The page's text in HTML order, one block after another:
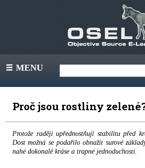
III MENU
Proč jsou rostliny
Protože raději upřednostňují stabilitu před
Dost možná se podařilo obnažit surové
nahé dokonalé kráse a trapné jednoduchosti.